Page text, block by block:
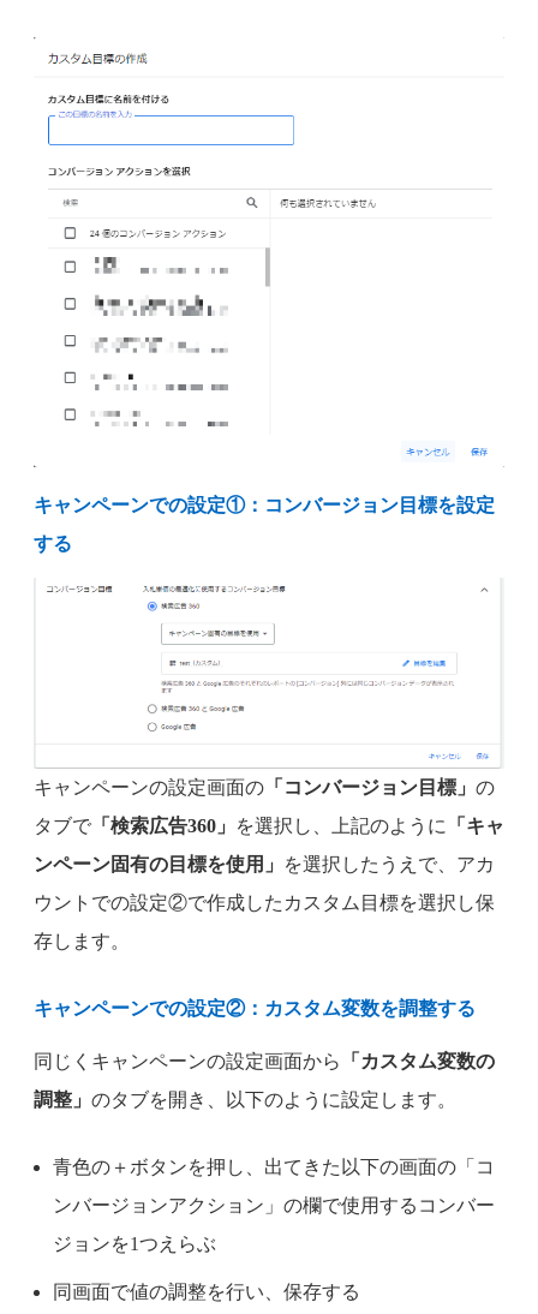
キャンペーンでの設定①：コンバージョン目標を設定
する
キャンペーンの設定画面の 「コンバージョン目標」 の
タブで 「検索広告360」 を選択し、上記のように
「キャ
ンペーン固有の目標を使用」
を選択したうえで、アカ
ウントでの設定②で作成したカスタム目標を選択し保
存します。
キャンペーンでの設定②：カスタム変数を調整する
同じくキャンペーンの設定画面から
「カスタム変数の
調整」 のタブを開き、以下のように設定します。
青色の＋ボタンを押し、出てきた以下の画面の「コ
ンバージョンアクション」の欄で使用するコンバー
ジョンを1つえらぶ
同画面で値の調整を行い、保存する